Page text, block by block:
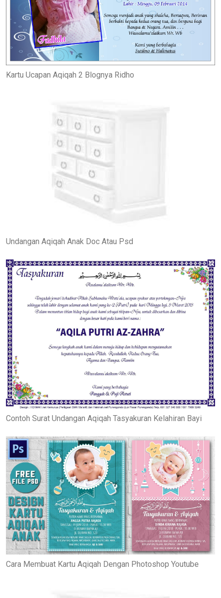
Kartu Ucapan Aqiqah 2 Blognya Ridho
Undangan Aqiqah Anak Doc Atau Psd
Contoh Surat Undangan Aqiqah Tasyakuran Kelahiran Bayi
Cara Membuat Kartu Aqiqah Dengan Photoshop Youtube